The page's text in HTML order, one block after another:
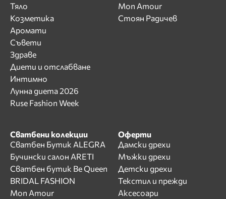
Тяло
Козметика
Аромати
Съвети
Здраве
Диети и отслабване
Интимно
Лунна диета 2026
Ruse Fashion Week
Mon Amour
Стоян Радичев
Сватбени колекции
Сватбен Бутик ALEGRA
Бучински салон ARETI
Сватбен бутик Be Queen
BRIDAL FASHION
Mon Amour
Оферти
Дамски дрехи
Мъжки дрехи
Детски дрехи
Текстил и прежди
Аксесоари